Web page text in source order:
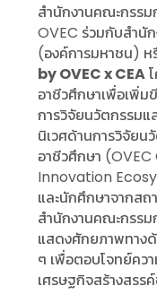
สำนักงานคณะกรร
OVEC ร่วมกับสำนั
(องค์การมหาชน) ห
by OVEC x CEA
อาชีวศึกษาเพื่อเพิ่ม
การวิจัยนวัตกรรมแ
นิเวศด้านการวิจัยน
อาชีวศึกษา
Innovation
และนักศึกษาจากส
สำนักงานคณะกรรม
แสดงศักยภาพทาง
ๆ เพื่อตอบโจทย์คว
เศรษฐกิจสร้างสรร